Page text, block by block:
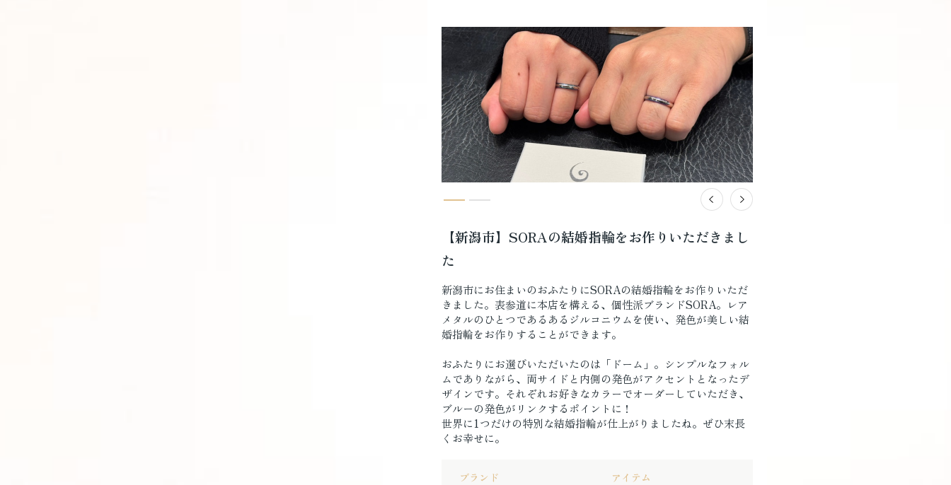
【新潟市】SORAの結婚指輪をお作りいただきまし
た
新潟市にお住まいのおふたりにSORAの結婚指輪をお作りいただ
きました。表参道に本店を構える、個性派ブランドSORA。レア
メタルのひとつであるあるジルコニウムを使い、発色が美しい結
婚指輪をお作りすることができます。
おふたりにお選びいただいたのは「ドーム」。シンプルなフォル
ムでありながら、両サイドと内側の発色がアクセントとなったデ
ザインです。それぞれお好きなカラーでオーダーしていただき、
ブルーの発色がリンクするポイントに！
世界に1つだけの特別な結婚指輪が仕上がりましたね。ぜひ末長
くお幸せに。
ブランド
アイテム